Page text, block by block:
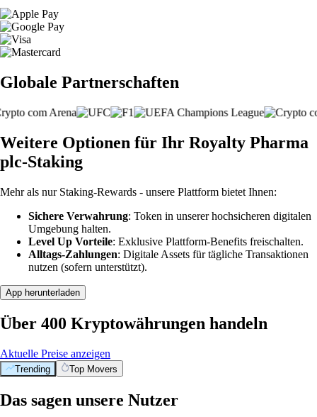
Globale Partnerschaften
Weitere Optionen für Ihr Royalty Pharma
plc-Staking
Mehr als nur Staking-Rewards - unsere Plattform bietet Ihnen:
Sichere Verwahrung: Token in unserer hochsicheren digitalen
Umgebung halten.
Level Up Vorteile: Exklusive Plattform-Benefits freischalten.
Alltags-Zahlungen: Digitale Assets für tägliche Transaktionen
nutzen (sofern unterstützt).
App herunterladen
Über 400 Kryptowährungen handeln
Aktuelle Preise anzeigen
Trending Top Movers
Das sagen unsere Nutzer